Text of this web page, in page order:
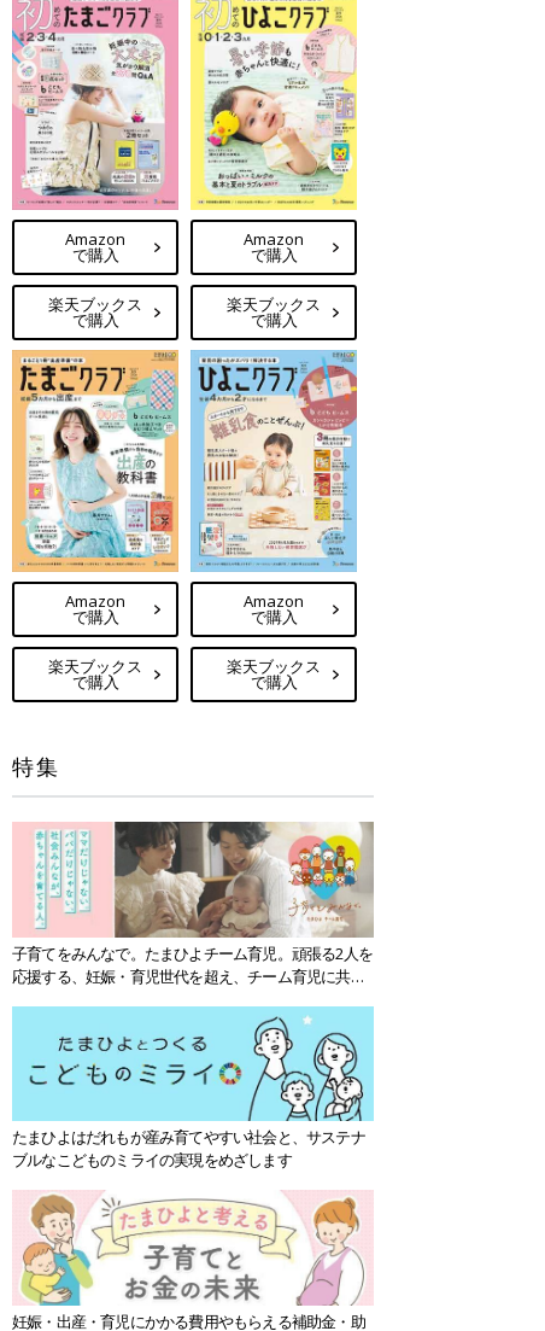
Amazon
で購入
楽天ブックス
で購入
Amazon
で購入
楽天ブックス
で購入
Amazon
で購入
楽天ブックス
で購入
Amazon
で購入
楽天ブックス
で購入
特集
子育てをみんなで。たまひよチーム育児。頑張る2人を
応援する、妊娠・育児世代を超え、チーム育児に共感
たまひよはだれもが産み育てやすい社会と、サステナ
ブルなこどものミライの実現をめざします
妊娠・出産・育児にかかる費用やもらえる補助金・助